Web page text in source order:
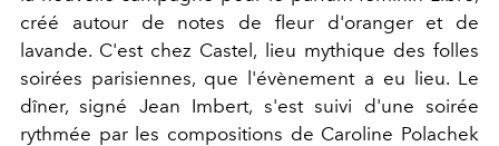
créé autour de notes de fleur d'oranger et de
lavande. C'est chez Castel, lieu mythique des folles
soirées parisiennes, que l'évènement a eu lieu. Le
dîner, signé Jean Imbert, s'est suivi d'une soirée
rythmée par les compositions de Caroline Polachek